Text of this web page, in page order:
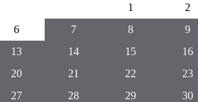
1
2
6 7 8
9
13 14 15
16
20 21 22
23
27 28 29
30